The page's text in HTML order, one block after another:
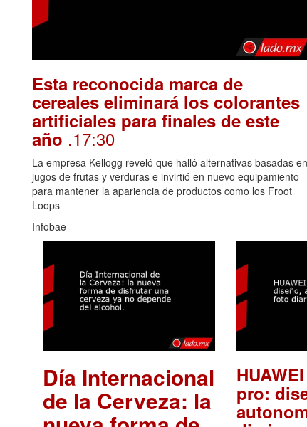
Esta reconocida marca de
cereales eliminará los colorantes
artificiales para finales de este
año .17:30
La empresa Kellogg reveló que halló alternativas basadas en
jugos de frutas y verduras e invirtió en nuevo equipamiento
para mantener la apariencia de productos como los Froot
Loops
Infobae
Día Internacional
de la Cerveza: la pro: